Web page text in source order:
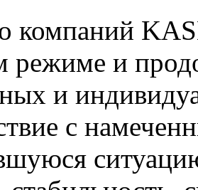
компаний
режиме и
и
с